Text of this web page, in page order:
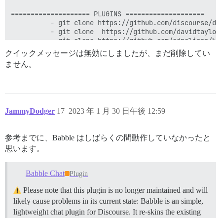
==================== PLUGINS ====================
- git clone https://github.com/discourse/
- git clone  https://github.com/
- git clone https://github.com/gdpelican/
- git clone https://github.com/
- git clone https://github.com/
- git clone https://github.com/discourse/
非公式のプラグインが含まれているようです。
公式リストについては https://github.com/discourse/
localhost の Discourse バージョン: TYPO3 CMS
==================== MEMORY INFORMATION
RAM (MB): 4039
クイックメッセージは無効にしましたが、まだ削除してい
ません。
JammyDodger 2023 年 1 月 30 日午後 12:59
17
参考までに、Babble はしばらくの間動作していなかったと
思います。
Babble Chat Plugin
Please note that this plugin is no longer maintained and will
likely cause problems in its current state: Babble is an simple,
lightweight chat plugin for Discourse. It re-skins the existing